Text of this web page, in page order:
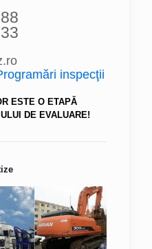
inspecţii
ESTE O ETAPĂ
DE EVALUARE!